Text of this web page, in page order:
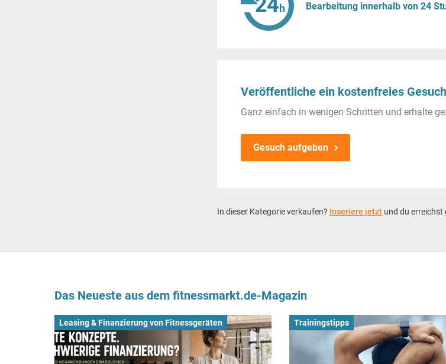
Bearbeitung innerhalb von 24
Veröffentliche ein kostenfreies Gesuch
Ganz einfach in wenigen Schritten und erhalte
Gesuch aufgeben
In dieser Kategorie verkaufen? Inseriere jetzt und du erreichst
Das Neueste aus dem fitnessmarkt.de-Magazin
Leasing & Finanzierung von Fitnessgeräten Trainingstipps